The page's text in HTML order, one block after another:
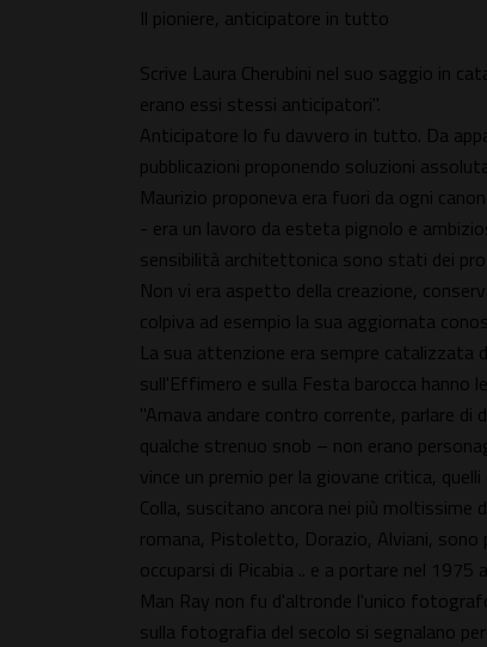
Il pioniere, anticipatore in tutto
Scrive Laura Cherubini nel suo saggio in
erano essi stessi anticipatori".
Anticipatore lo fu davvero in tutto. Da
pubblicazioni proponendo soluzioni
Maurizio proponeva era fuori da ogni
- era un lavoro da esteta pignolo e
sensibilità architettonica sono stati dei
Non vi era aspetto della creazione,
colpiva ad esempio la sua aggiornata
La sua attenzione era sempre
sull'Effimero e sulla Festa barocca
"Amava andare contro corrente, parlare di
qualche strenuo snob – non erano
vince un premio per la giovane critica,
Colla, suscitano ancora nei più
romana, Pistoletto, Dorazio, Alviani, sono
occuparsi di Picabia .. e a portare nel
Man Ray non fu d'altronde l'unico
sulla fotografia del secolo si segnalano